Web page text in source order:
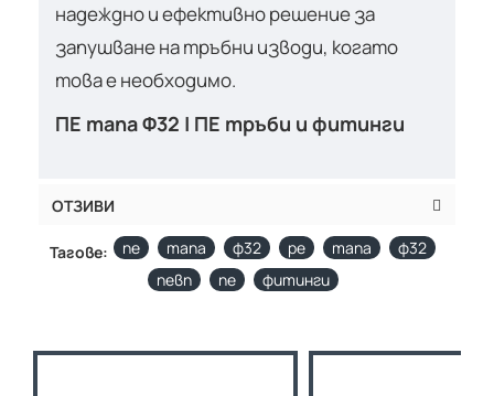
надеждно и ефективно решение за
запушване на тръбни изводи, когато
това е необходимо.
ПЕ тапа Ф32 | ПЕ тръби и фитинги
ОТЗИВИ
Тагове: пе тапа ф32 pe тапа
ф32
певп
пе фитинги